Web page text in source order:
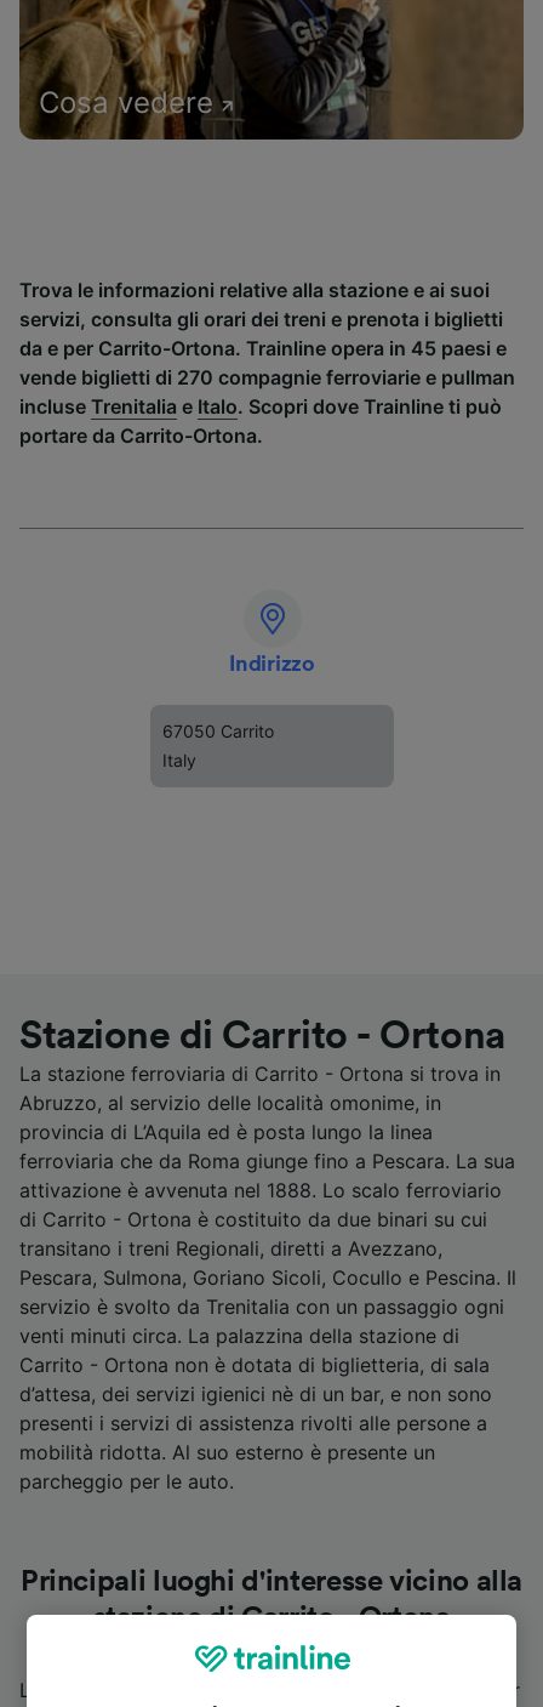
Cosa vedere
Trova le informazioni relative alla stazione e ai suoi
servizi, consulta gli orari dei treni e prenota i biglietti
da e per Carrito-Ortona. Trainline opera in 45 paesi e
vende biglietti di 270 compagnie ferroviarie e pullman
incluse Trenitalia e Italo. Scopri dove Trainline ti può
portare da Carrito-Ortona.
Indirizzo
67050 Carrito
Italy
Stazione di Carrito - Ortona
La stazione ferroviaria di Carrito - Ortona si trova in
Abruzzo, al servizio delle località omonime, in
provincia di L’Aquila ed è posta lungo la linea
ferroviaria che da Roma giunge fino a Pescara. La sua
attivazione è avvenuta nel 1888. Lo scalo ferroviario
di Carrito - Ortona è costituito da due binari su cui
transitano i treni Regionali, diretti a Avezzano,
Pescara, Sulmona, Goriano Sicoli, Cocullo e Pescina. Il
servizio è svolto da Trenitalia con un passaggio ogni
venti minuti circa. La palazzina della stazione di
Carrito - Ortona non è dotata di biglietteria, di sala
d’attesa, dei servizi igienici nè di un bar, e non sono
presenti i servizi di assistenza rivolti alle persone a
mobilità ridotta. Al suo esterno è presente un
parcheggio per le auto.
Principali luoghi d'interesse vicino alla
stazione di Carrito - Ortona
La sosta a Carrito - Ortona offre la possibilità di poter